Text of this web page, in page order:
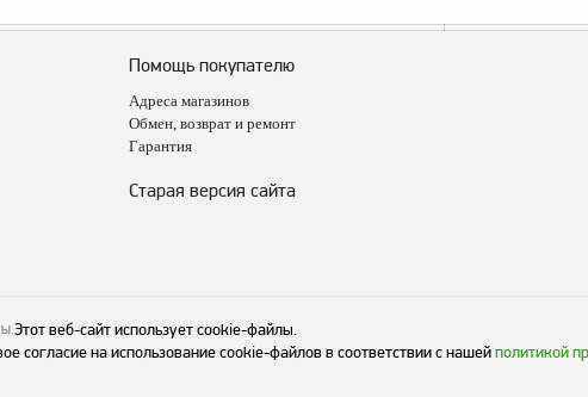
Помощь покупателю
Адреса магазинов
Обмен, возврат и ремонт
Гарантия
Старая версия сайта
Этот веб-сайт использует cookie-файлы.
согласие на использование cookie-файлов в соответствии с нашейполитикой